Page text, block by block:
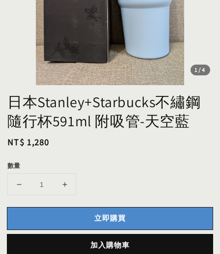
1/4
日本Stanley+Starbucks不繡鋼
隨行杯591ml 附吸管-天空藍
Regular
NT$ 1,280
數量
立即購買
加入購物車